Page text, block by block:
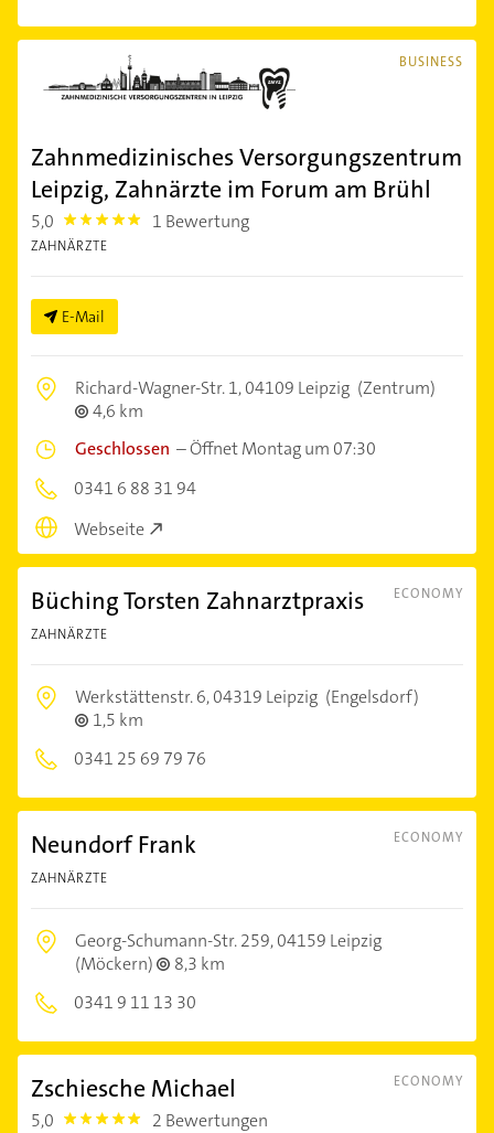
BUSINESS
Zahnmedizinisches Versorgungszentrum
Leipzig, Zahnärzte im Forum am Brühl
5,0 5.0 1 Bewertung
ZAHNÄRZTE
E-Mail
Richard-Wagner-Str. 1,04109 Leipzig (Zentrum)
4,6 km
Geschlossen –Öffnet Montag um 07:30
0341 6 88 31 94
Webseite
ECONOMY
Büching Torsten Zahnarztpraxis
ZAHNÄRZTE
Werkstättenstr. 6,04319 Leipzig (Engelsdorf)
1,5 km
0341 25 69 79 76
ECONOMY
Neundorf Frank
ZAHNÄRZTE
Georg-Schumann-Str. 259,04159 Leipzig
(Möckern)
8,3 km
0341 9 11 13 30
ECONOMY
Zschiesche Michael
5,0 5.0 2 Bewertungen